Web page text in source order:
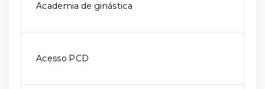
Academia de ginástica
Acesso PCD